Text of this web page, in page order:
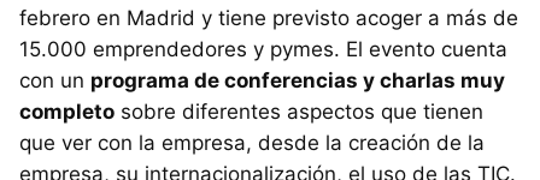
febrero en Madrid y tiene previsto acoger a más de
15.000 emprendedores y pymes. El evento cuenta
con un programa de conferencias y charlas muy
completo sobre diferentes aspectos que tienen
que ver con la empresa, desde la creación de la
empresa, su internacionalización, el uso de las TIC.